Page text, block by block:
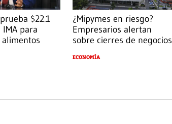
$22.1
para
¿Mipymes en riesgo?
Empresarios alertan
sobre cierres de negocios
ECONOMÍA